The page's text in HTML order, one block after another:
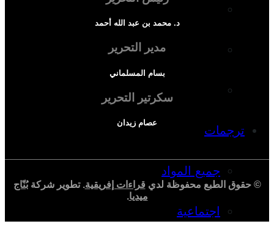
دراسة سياسية
دراسة اجتماعية
دراسة اقتصادية
ترجمات
جميع المواد
اجتماعية
د. محمد بن عبد الله أحمد
مدير التحرير
بسام المسلماني
سكرتير التحرير
عصام زيدان
© حقوق الطبع محفوظة لدي قراءات إفريقية. تطوير شركةبُنّاج
ميديا.